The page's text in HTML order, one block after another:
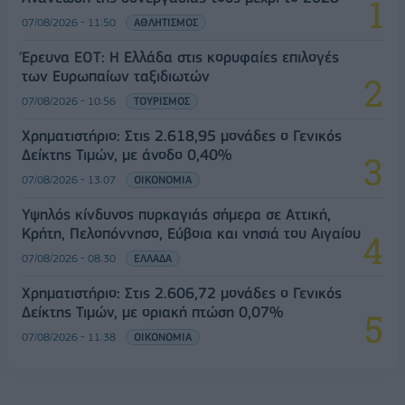
07/08/2026 - 11:50 ΑΘΛΗΤΙΣΜΟΣ
Έρευνα ΕΟΤ: Η Ελλάδα στις κορυφαίες επιλογές
των Ευρωπαίων ταξιδιωτών
07/08/2026 - 10:56 ΤΟΥΡΙΣΜΟΣ
Χρηματιστήριο: Στις 2.618,95 μονάδες ο Γενικός
Δείκτης Τιμών, με άνοδο 0,40%
07/08/2026 - 13:07 ΟΙΚΟΝΟΜΙΑ
Υψηλός κίνδυνος πυρκαγιάς σήμερα σε Αττική,
Κρήτη, Πελοπόννησο, Εύβοια και νησιά του Αιγαίου
07/08/2026 - 08:30 ΕΛΛΑΔΑ
Χρηματιστήριο: Στις 2.606,72 μονάδες ο Γενικός
Δείκτης Τιμών, με οριακή πτώση 0,07%
07/08/2026 - 11:38 ΟΙΚΟΝΟΜΙΑ